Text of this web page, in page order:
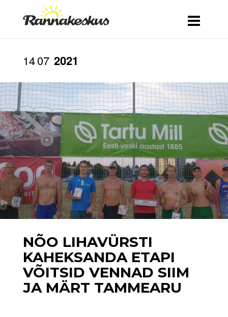
1407 2021
NÕO LIHAVÜRSTI
KAHEKSANDA ETAPI
VÕITSID VENNAD SIIM
JA MÄRT TAMMEARU